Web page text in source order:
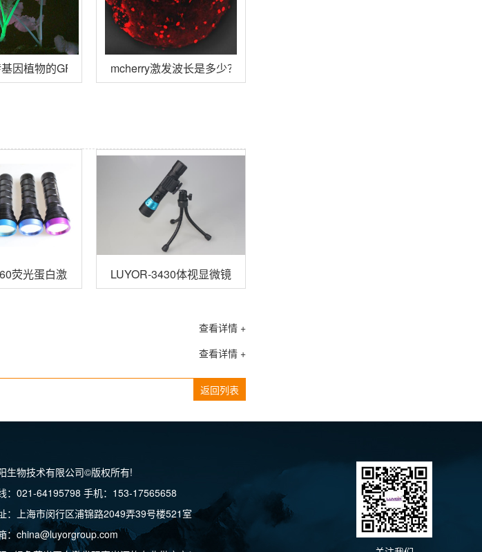
因植物的GFP发光？mcherry激发波长是多少？
荧光蛋白激发光源 LUYOR-3430体视显微镜荧光激发光源
查看详情 +
查看详情 +
返回列表
生物技术有限公司©版权所有!
：021-64195798 手机：153-17565658
：上海市闵行区浦锦路2049弄39号楼521室
：china@luyorgroup.com